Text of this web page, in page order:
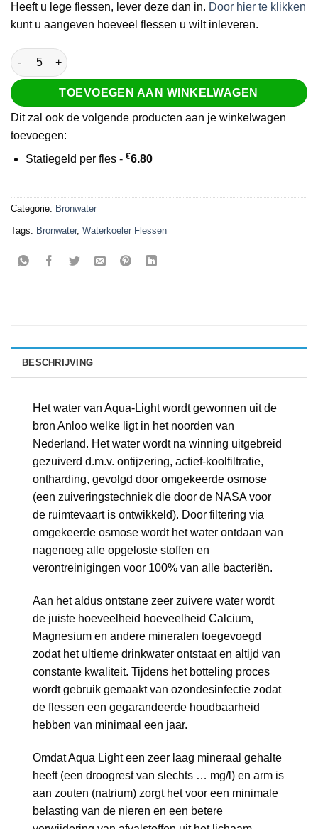
Heeft u lege flessen, lever deze dan in. Door hier te klikken
kunt u aangeven hoeveel flessen u wilt inleveren.
Bronwater 18,9 liter aantal
TOEVOEGEN AAN WINKELWAGEN
Dit zal ook de volgende producten aan je winkelwagen
toevoegen:
Statiegeld per fles - €6.80
Categorie: Bronwater
Tags: Bronwater, Waterkoeler Flessen
BESCHRIJVING
Het water van Aqua-Light wordt gewonnen uit de
bron Anloo welke ligt in het noorden van
Nederland. Het water wordt na winning uitgebreid
gezuiverd d.m.v. ontijzering, actief-koolfiltratie,
ontharding, gevolgd door omgekeerde osmose
(een zuiveringstechniek die door de NASA voor
de ruimtevaart is ontwikkeld). Door filtering via
omgekeerde osmose wordt het water ontdaan van
nagenoeg alle opgeloste stoffen en
verontreinigingen voor 100% van alle bacteriën.
Aan het aldus ontstane zeer zuivere water wordt
de juiste hoeveelheid hoeveelheid Calcium,
Magnesium en andere mineralen toegevoegd
zodat het ultieme drinkwater ontstaat en altijd van
constante kwaliteit. Tijdens het botteling proces
wordt gebruik gemaakt van ozondesinfectie zodat
de flessen een gegarandeerde houdbaarheid
hebben van minimaal een jaar.
Omdat Aqua Light een zeer laag mineraal gehalte
heeft (een droogrest van slechts … mg/l) en arm is
aan zouten (natrium) zorgt het voor een minimale
belasting van de nieren en een betere